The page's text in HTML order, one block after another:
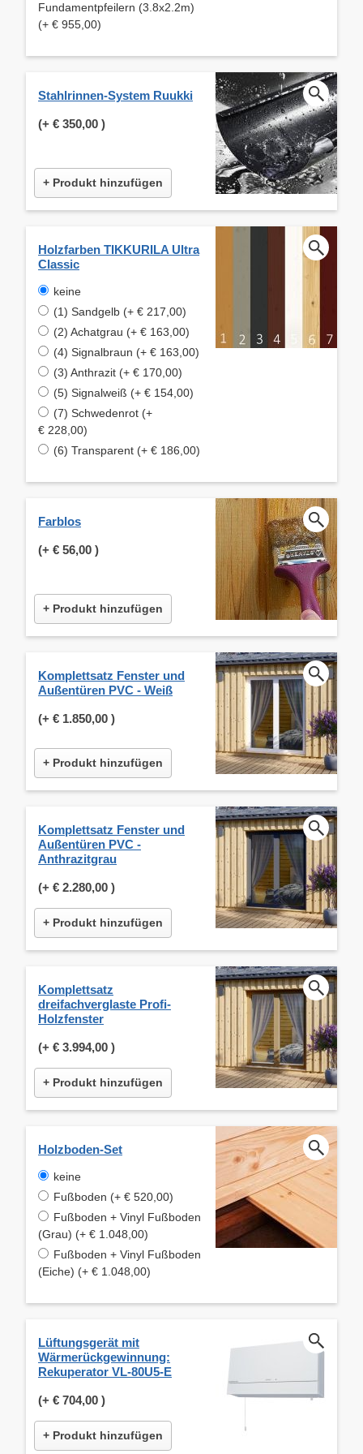
Fundamentpfeilern (3.8x2.2m)
(+ € 955,00)
Stahlrinnen-System Ruukki
(+ € 350,00 )
+ Produkt hinzufügen
Holzfarben TIKKURILA Ultra
Classic
keine
(1) Sandgelb (+ € 217,00)
(2) Achatgrau (+ € 163,00)
(4) Signalbraun (+ € 163,00)
(3) Anthrazit (+ € 170,00)
(5) Signalweiß (+ € 154,00)
(7) Schwedenrot (+
€ 228,00)
(6) Transparent (+ € 186,00)
Farblos
(+ € 56,00 )
+ Produkt hinzufügen
Komplettsatz Fenster und
Außentüren PVC - Weiß
(+ € 1.850,00 )
+ Produkt hinzufügen
Komplettsatz Fenster und
Außentüren PVC -
Anthrazitgrau
(+ € 2.280,00 )
+ Produkt hinzufügen
Komplettsatz
dreifachverglaste Profi-
Holzfenster
(+ € 3.994,00 )
+ Produkt hinzufügen
Holzboden-Set
keine
Fußboden (+ € 520,00)
Fußboden + Vinyl Fußboden
(Grau) (+ € 1.048,00)
Fußboden + Vinyl Fußboden
(Eiche) (+ € 1.048,00)
Lüftungsgerät mit
Wärmerückgewinnung:
Rekuperator VL-80U5-E
(+ € 704,00 )
+ Produkt hinzufügen